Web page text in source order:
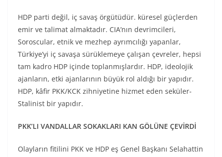
HDP parti değil, iç savaş örgütüdür. küresel güçlerden
emir ve talimat almaktadır. CIA’nın devrimcileri,
Soroscular, etnik ve mezhep ayrımcılığı yapanlar,
Türkiye’yi iç savaşa sürüklemeye çalışan çevreler, hepsi
tam kadro HDP içinde toplanmışlardır. HDP, ideolojik
ajanların, etki ajanlarının büyük rol aldığı bir yapıdır.
HDP, kâfir PKK/KCK zihniyetine hizmet eden seküler-
Stalinist bir yapıdır.
PKK’LI VANDALLAR SOKAKLARI KAN GÖLÜNE ÇEVİRDİ
Olayların fitilini PKK ve HDP eş Genel Başkanı Selahattin